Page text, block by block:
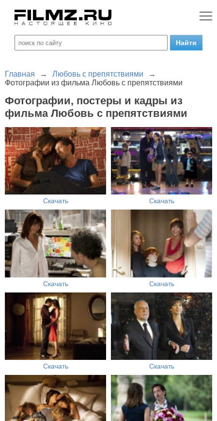
Главная → Любовь с препятствиями
→
Фотографии из фильма Любовь с препятствиями
Фотографии, постеры и кадры из
фильма Любовь с препятствиями
Скачать Скачать
Скачать Скачать
Скачать Скачать